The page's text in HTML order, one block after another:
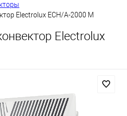
Electrolux ECH/A-2000 M
Electrolux